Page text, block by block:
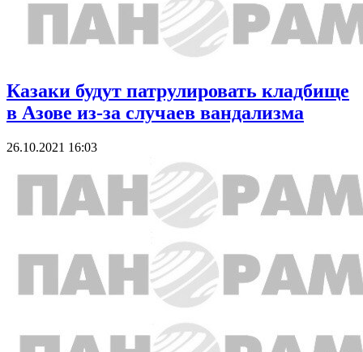
Казаки будут патрулировать кладбище
в Азове из-за случаев вандализма
26.10.2021 16:03